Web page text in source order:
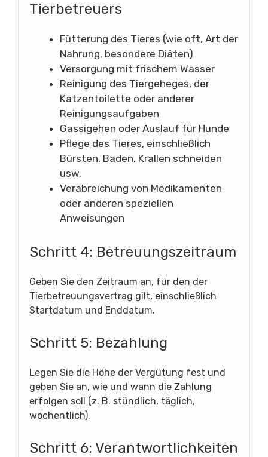
Tierbetreuers
Fütterung des Tieres (wie oft, Art der
Nahrung, besondere Diäten)
Versorgung mit frischem Wasser
Reinigung des Tiergeheges, der
Katzentoilette oder anderer
Reinigungsaufgaben
Gassigehen oder Auslauf für Hunde
Pflege des Tieres, einschließlich
Bürsten, Baden, Krallen schneiden
usw.
Verabreichung von Medikamenten
oder anderen speziellen
Anweisungen
Schritt 4: Betreuungszeitraum
Geben Sie den Zeitraum an, für den der
Tierbetreuungsvertrag gilt, einschließlich
Startdatum und Enddatum.
Schritt 5: Bezahlung
Legen Sie die Höhe der Vergütung fest und
geben Sie an, wie und wann die Zahlung
erfolgen soll (z. B. stündlich, täglich,
wöchentlich).
Schritt 6: Verantwortlichkeiten